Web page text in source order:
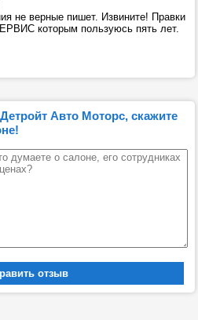
не верные пишет. Извините! Правки
которым пользуюсь пять лет.
Авто Моторс, скажите